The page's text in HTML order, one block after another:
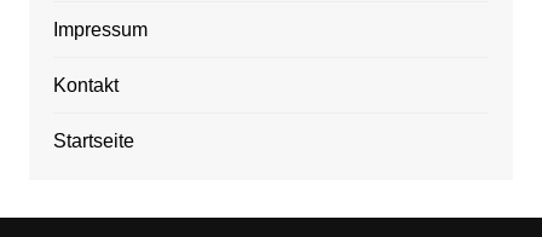
Impressum
Kontakt
Startseite